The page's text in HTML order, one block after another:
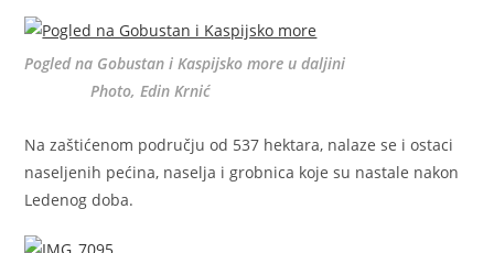
Pogled na Gobustan i Kaspijsko more u daljini
Photo, Edin Krnić
Na zaštićenom području od 537 hektara, nalaze se i ostaci
naseljenih pećina, naselja i grobnica koje su nastale nakon
Ledenog doba.